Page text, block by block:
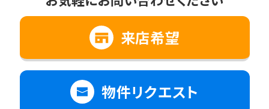
来店希望
物件リクエスト